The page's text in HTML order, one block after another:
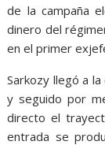
de la campaña
dinero del
en el primer
Sarkozy llegó a
y seguido por
directo el
entrada se